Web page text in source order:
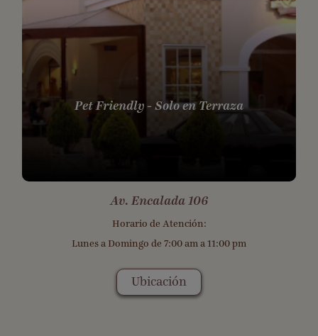
Pet Friendly - Solo en Terraza
Av. Encalada 106
Horario de Atención:
Lunes a Domingo de 7:00 am a 11:00 pm
Ubicación